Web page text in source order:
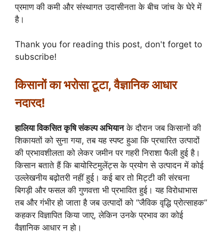
प्रमाण की कमी और संस्थागत उदासीनता के बीच जांच के घेरे में
है।
Thank you for reading this post, don't forget to
subscribe!
किसानों का भरोसा टूटा, वैज्ञानिक आधार
नदारद!
हालिया विकसित कृषि संकल्प अभियानके दौरान जब किसानों की
शिकायतों को सुना गया, तब यह स्पष्ट हुआ कि प्रचारित उत्पादों
की प्रभावशीलता को लेकर जमीन पर गहरी निराशा फैली हुई है।
किसान बताते हैं कि बायोस्टिमुलेंट्स के प्रयोग से उत्पादन में कोई
उल्लेखनीय बढ़ोतरी नहीं हुई। कई बार तो मिट्टी की संरचना
बिगड़ी और फसल की गुणवत्ता भी प्रभावित हुई। यह विरोधाभास
तब और गंभीर हो जाता है जब उत्पादों को “जैविक वृद्धि प्रोत्साहक”
कहकर विज्ञापित किया जाए, लेकिन उनके प्रभाव का कोई
वैज्ञानिक आधार न हो।